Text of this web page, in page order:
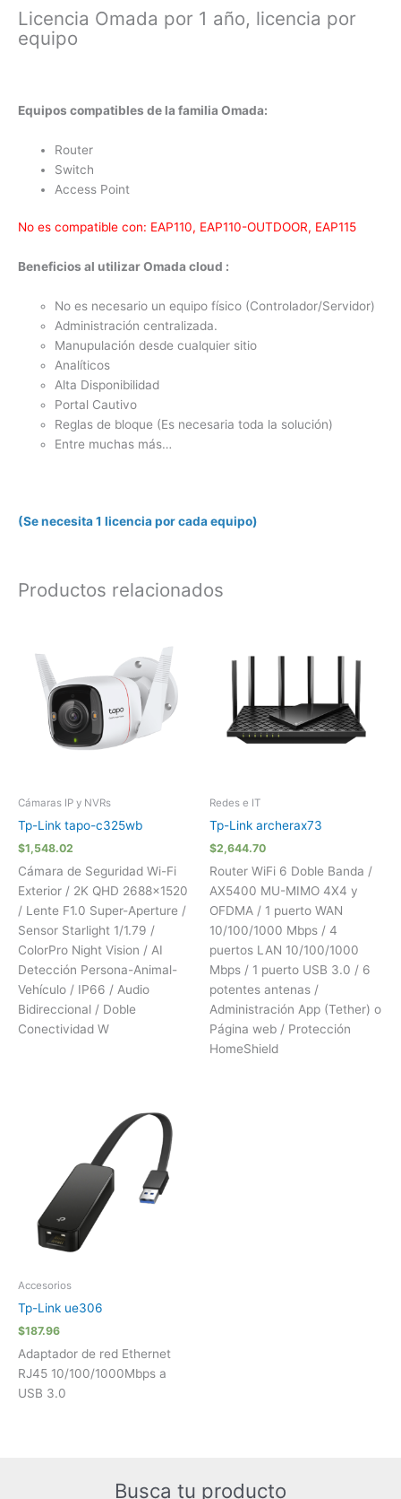
Licencia Omada por 1 año, licencia por
equipo
Equipos compatibles de la familia Omada:
Router
Switch
Access Point
No es compatible con: EAP110, EAP110-OUTDOOR, EAP115
Beneficios al utilizar Omada cloud :
No es necesario un equipo físico (Controlador/Servidor)
Administración centralizada.
Manupulación desde cualquier sitio
Analíticos
Alta Disponibilidad
Portal Cautivo
Reglas de bloque (Es necesaria toda la solución)
Entre muchas más…
(Se necesita 1 licencia por cada equipo)
Productos relacionados
Cámaras IP y NVRs
Tp-Link tapo-c325wb
$1,548.02
Cámara de Seguridad Wi-Fi
Exterior / 2K QHD 2688×1520
/ Lente F1.0 Super-Aperture /
Sensor Starlight 1/1.79 /
ColorPro Night Vision / AI
Detección Persona-Animal-
Vehículo / IP66 / Audio
Bidireccional / Doble
Conectividad W
Redes e IT
Tp-Link archerax73
$2,644.70
Router WiFi 6 Doble Banda /
AX5400 MU-MIMO 4X4 y
OFDMA / 1 puerto WAN
10/100/1000 Mbps / 4
puertos LAN 10/100/1000
Mbps / 1 puerto USB 3.0 / 6
potentes antenas /
Administración App (Tether) o
Página web / Protección
HomeShield
Accesorios
Tp-Link ue306
$187.96
Adaptador de red Ethernet
RJ45 10/100/1000Mbps a
USB 3.0
Busca tu producto